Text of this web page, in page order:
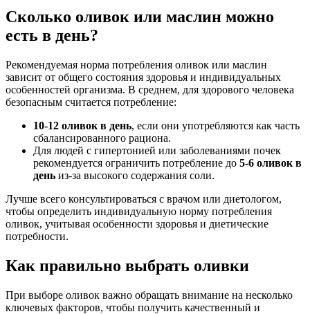
Сколько оливок или маслин можно
есть в день?
Рекомендуемая норма потребления оливок или маслин
зависит от общего состояния здоровья и индивидуальных
особенностей организма. В среднем, для здорового человека
безопасным считается потребление:
10-12 оливок в день, если они употребляются как часть
сбалансированного рациона.
Для людей с гипертонией или заболеваниями почек
рекомендуется ограничить потребление до 5-6 оливок в
день из-за высокого содержания соли.
Лучше всего консультироваться с врачом или диетологом,
чтобы определить индивидуальную норму потребления
оливок, учитывая особенности здоровья и диетические
потребности.
Как правильно выбрать оливки
При выборе оливок важно обращать внимание на несколько
ключевых факторов, чтобы получить качественный и